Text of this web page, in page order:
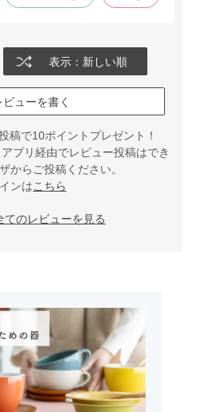
表示：新しい順
ビューを書く
稿で10ポイントプレゼント！
プリ経由でレビュー投稿はでき
からご投稿ください。
ンはこちら
てのレビューを見る